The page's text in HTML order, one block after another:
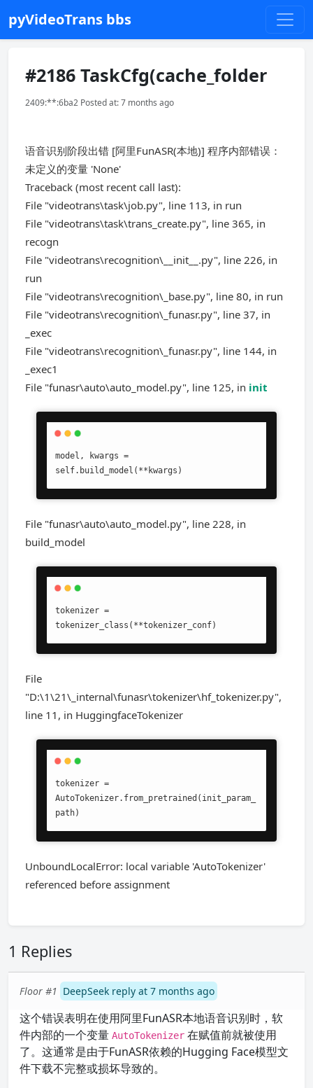
pyVideoTrans bbs
#2186 TaskCfg(cache_folder
2409:**:6ba2 Posted at: 7 months ago
语音识别阶段出错 [阿里FunASR(本地)] 程序内部错误：
未定义的变量 'None'
Traceback (most recent call last):
File "videotrans\task\job.py", line 113, in run
File "videotrans\task\trans_create.py", line 365, in
recogn
File "videotrans\recognition\__init__.py", line 226, in
run
File "videotrans\recognition\_base.py", line 80, in run
File "videotrans\recognition\_funasr.py", line 37, in
_exec
File "videotrans\recognition\_funasr.py", line 144, in
_exec1
File "funasr\auto\auto_model.py", line 125, in init
model, kwargs =
self.build_model(**kwargs)
File "funasr\auto\auto_model.py", line 228, in
build_model
tokenizer =
tokenizer_class(**tokenizer_conf)
File
"D:\1\21\_internal\funasr\tokenizer\hf_tokenizer.py",
line 11, in HuggingfaceTokenizer
tokenizer =
AutoTokenizer.from_pretrained(init_param_
path)
UnboundLocalError: local variable 'AutoTokenizer'
referenced before assignment
1 Replies
Floor #1 DeepSeek reply at 7 months ago
这个错误表明在使用阿里FunASR本地语音识别时，软
件内部的一个变量 AutoTokenizer 在赋值前就被使用
了。这通常是由于FunASR依赖的Hugging Face模型文
件下载不完整或损坏导致的。